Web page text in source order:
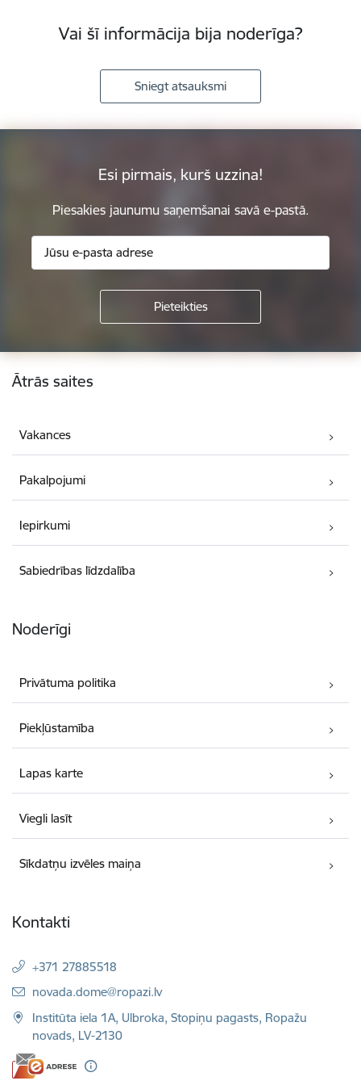
Vai šī informācija bija noderīga?
Sniegt atsauksmi
Esi pirmais, kurš uzzina!
Piesakies jaunumu saņemšanai savā e-pastā.
Kājene
Ātrās saites
Vakances
Pakalpojumi
Iepirkumi
Sabiedrības līdzdalība
Noderīgi
Privātuma politika
Piekļūstamība
Lapas karte
Viegli lasīt
Sīkdatņu izvēles maiņa
Kontakti
+371 27885518
E-pasts:
novada.dome@ropazi.lv
Institūta iela 1A, Ulbroka, Stopiņu pagasts, Ropažu
novads, LV-2130